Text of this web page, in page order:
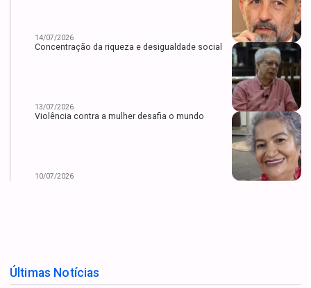
14/07/2026
Concentração da riqueza e desigualdade social
13/07/2026
Violência contra a mulher desafia o mundo
10/07/2026
Últimas Notícias